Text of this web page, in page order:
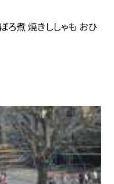
ろ煮 焼きししゃも おひ